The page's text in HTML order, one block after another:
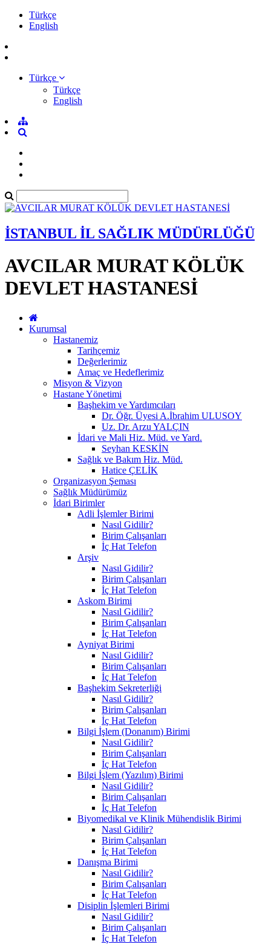
Türkçe
English
Türkçe
Türkçe
English
İSTANBUL İL SAĞLIK MÜDÜRLÜĞÜ
AVCILAR MURAT KÖLÜK
DEVLET HASTANESİ
Kurumsal
Hastanemiz
Tarihçemiz
Değerlerimiz
Amaç ve Hedeflerimiz
Misyon & Vizyon
Hastane Yönetimi
Başhekim ve Yardımcıları
Dr. Öğr. Üyesi A.İbrahim ULUSOY
Uz. Dr. Arzu YALÇIN
İdari ve Mali Hiz. Müd. ve Yard.
Seyhan KESKİN
Sağlık ve Bakım Hiz. Müd.
Hatice ÇELİK
Organizasyon Şeması
Sağlık Müdürümüz
İdari Birimler
Adli İşlemler Birimi
Nasıl Gidilir?
Birim Çalışanları
İç Hat Telefon
Arşiv
Nasıl Gidilir?
Birim Çalışanları
İç Hat Telefon
Askom Birimi
Nasıl Gidilir?
Birim Çalışanları
İç Hat Telefon
Ayniyat Birimi
Nasıl Gidilir?
Birim Çalışanları
İç Hat Telefon
Başhekim Sekreterliği
Nasıl Gidilir?
Birim Çalışanları
İç Hat Telefon
Bilgi İşlem (Donanım) Birimi
Nasıl Gidilir?
Birim Çalışanları
İç Hat Telefon
Bilgi İşlem (Yazılım) Birimi
Nasıl Gidilir?
Birim Çalışanları
İç Hat Telefon
Biyomedikal ve Klinik Mühendislik Birimi
Nasıl Gidilir?
Birim Çalışanları
İç Hat Telefon
Danışma Birimi
Nasıl Gidilir?
Birim Çalışanları
İç Hat Telefon
Disiplin İşlemleri Birimi
Nasıl Gidilir?
Birim Çalışanları
İç Hat Telefon